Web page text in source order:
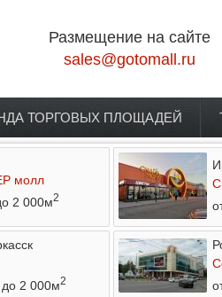
Размещение на сайте
sales@gotomall.ru
ТОРГОВЫХ ПЛОЩАДЕЙ
молл
2 000м2
до 2 000м2